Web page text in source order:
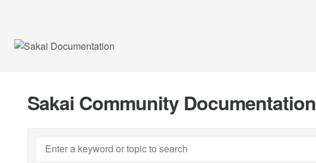
Sakai Community Documentation